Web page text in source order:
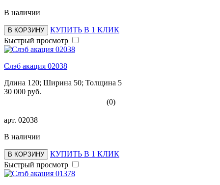
В наличии
В КОРЗИНУ
КУПИТЬ В 1 КЛИК
Быстрый просмотр
Слэб акация 02038
Длина 120; Ширина 50; Толщина 5
30 000 руб.
(0)
арт. 02038
В наличии
В КОРЗИНУ
КУПИТЬ В 1 КЛИК
Быстрый просмотр